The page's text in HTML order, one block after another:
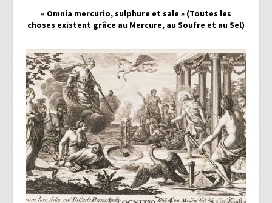
« Omnia mercurio, sulphure et sale » (Toutes les
choses existent grâce au Mercure, au Soufre et au Sel)